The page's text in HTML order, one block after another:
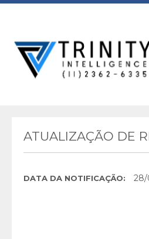
ATUALIZAÇÃO DE
DATA DA NOTIFICAÇÃO: 28/